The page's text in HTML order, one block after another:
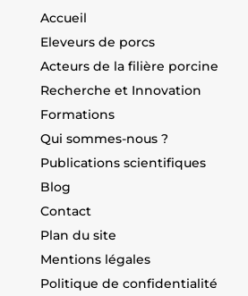
Accueil
Eleveurs de porcs
Acteurs de la filière porcine
Recherche et Innovation
Formations
Qui sommes-nous ?
Publications scientifiques
Blog
Contact
Plan du site
Mentions légales
Politique de confidentialité